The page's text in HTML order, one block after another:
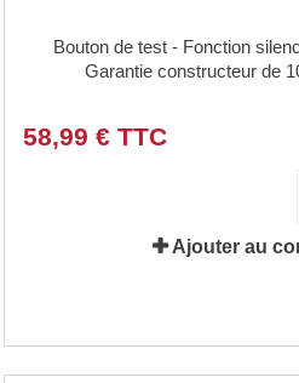
Bouton de test - Fonction
Garantie constructeur de
58,99 € TTC
Ajouter au